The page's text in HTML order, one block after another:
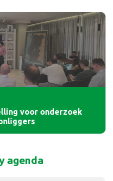
voor onderzoek
agenda